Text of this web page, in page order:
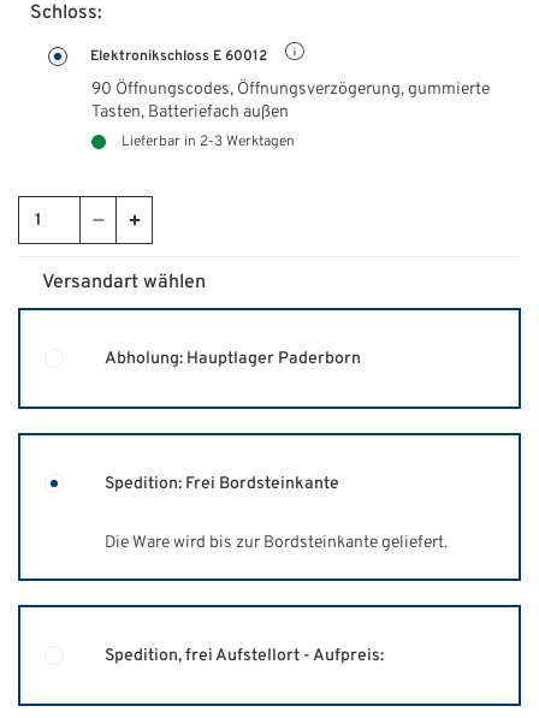
Schloss:
Elektronikschloss E 60012
90 Öffnungscodes, Öffnungsverzögerung, gummierte
Tasten, Batteriefach außen
Lieferbar in 2-3 Werktagen
Versandart wählen
Abholung: Hauptlager Paderborn
Spedition: Frei Bordsteinkante
Die Ware wird bis zur Bordsteinkante geliefert.
Spedition, frei Aufstellort - Aufpreis: